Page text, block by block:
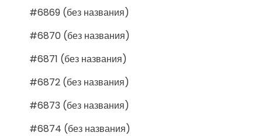
#6869 (без названия)
#6870 (без названия)
#6871 (без названия)
#6872 (без названия)
#6873 (без названия)
#6874 (без названия)